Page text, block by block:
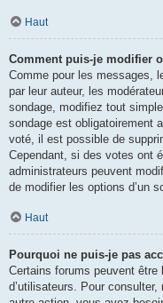
Haut
Comment puis-je modifier
Comme pour les messages,
par leur auteur, les
sondage, modifiez tout
sondage est obligatoirement
voté, il est possible de
Cependant, si des votes ont
administrateurs peuvent
de modifier les options d’un
Haut
Pourquoi ne puis-je pas
Certains forums peuvent
d’utilisateurs. Pour consulter,